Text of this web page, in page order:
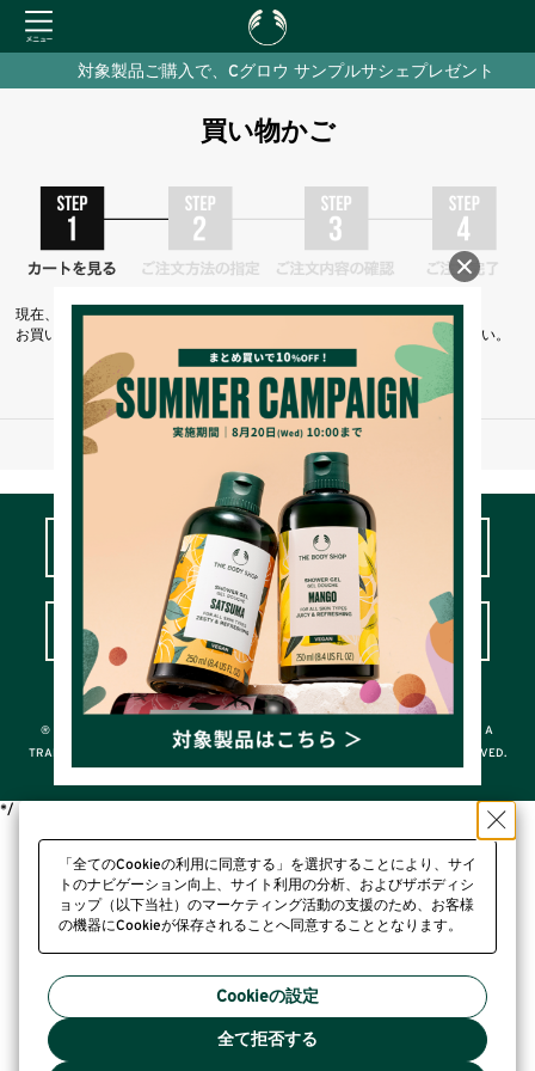
対象製品ご購入で、Cグロウ サンプルサシェプレゼント
買い物かご
現在、カートには商品が入っておりません。
お買い物を続けるには下の 「お買い物を続ける」 をクリックしてください。
お買い物を続ける
※ご注文手続き中の通信は、SSLによりすべて暗号化されます。
LOVE YOUR BODY™カスタマークラブ
よくあるご質問＆お問い合わせ
© THE BODY SHOP INTERNATIONAL LIMITED
® A REGISTERED TRADEMARK OF THE BODY SHOP INTERNATIONAL LIMITED; A
TRADEMARK OF THE BODY SHOP INTERNATIONAL LIMITED ALL RIGHTS RESERVED.
「全てのCookieの利用に同意する」を選択することにより、サイ
トのナビゲーション向上、サイト利用の分析、およびザボディシ
ョップ（以下当社）のマーケティング活動の支援のため、お客様
の機器にCookieが保存されることへ同意することとなります。
Cookieの設定
全て拒否する
*/